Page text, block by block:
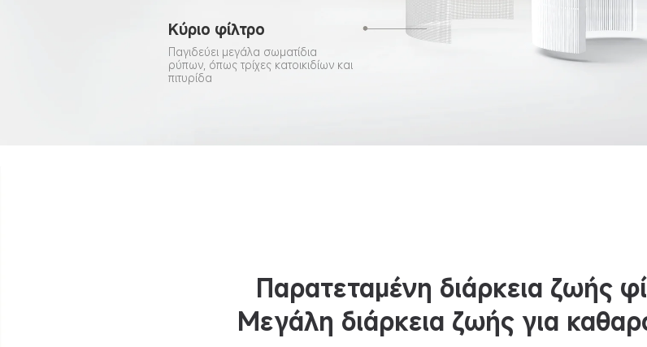
Κύριο φίλτρο
Παγιδεύει μεγάλα σωματίδια
ρύπων, όπως τρίχες κατοικιδίων και
πιτυρίδα
Παρατεταμένη διάρκεια ζωής
Μεγάλη διάρκεια ζωής για